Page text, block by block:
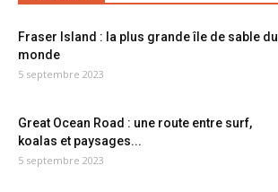
Fraser Island : la plus grande île de sable du
monde
5 septembre 2023
Great Ocean Road : une route entre surf,
koalas et paysages...
5 septembre 2023